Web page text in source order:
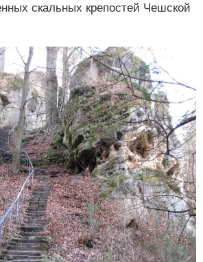
скальных крепостей Чешской